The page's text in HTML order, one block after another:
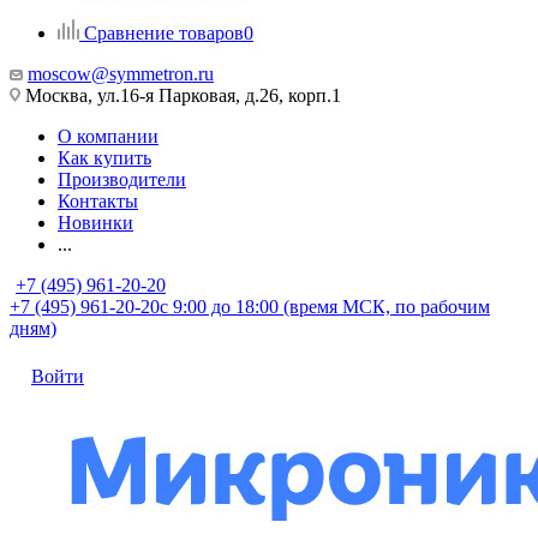
Сравнение товаров0
moscow@symmetron.ru
Москва, ул.16-я Парковая, д.26, корп.1
О компании
Как купить
Производители
Контакты
Новинки
...
+7 (495) 961-20-20
+7 (495) 961-20-20с 9:00 до 18:00 (время МСК, по рабочим
дням)
Войти